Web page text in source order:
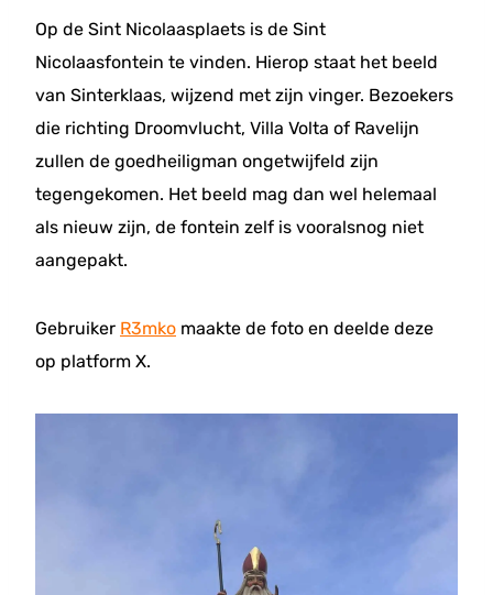
Op de Sint Nicolaasplaets is de Sint
Nicolaasfontein te vinden. Hierop staat het beeld
van Sinterklaas, wijzend met zijn vinger. Bezoekers
die richting Droomvlucht, Villa Volta of Ravelijn
zullen de goedheiligman ongetwijfeld zijn
tegengekomen. Het beeld mag dan wel helemaal
als nieuw zijn, de fontein zelf is vooralsnog niet
aangepakt.
Gebruiker R3mko maakte de foto en deelde deze
op platform X.